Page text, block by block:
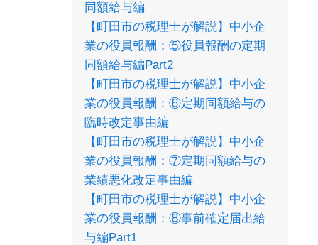
同額給与編
【町田市の税理士が解説】中小企
業の役員報酬：⑤役員報酬の定期
同額給与編Part2
【町田市の税理士が解説】中小企
業の役員報酬：⑥定期同額給与の
臨時改定事由編
【町田市の税理士が解説】中小企
業の役員報酬：⑦定期同額給与の
業績悪化改定事由編
【町田市の税理士が解説】中小企
業の役員報酬：⑧事前確定届出給
与編Part1